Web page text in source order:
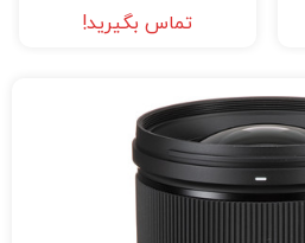
تماس بگیرید!